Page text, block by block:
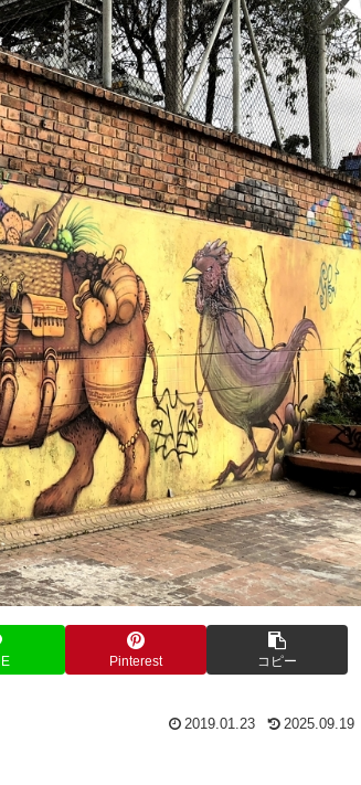
Pinterest コピー
2019.01.23 2025.09.19